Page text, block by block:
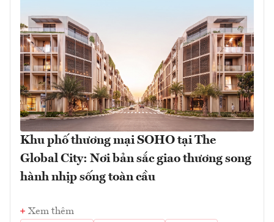
Khu phố thương mại SOHO tại The
Global City: Nơi bản sắc giao thương song
hành nhịp sống toàn cầu
Xem thêm